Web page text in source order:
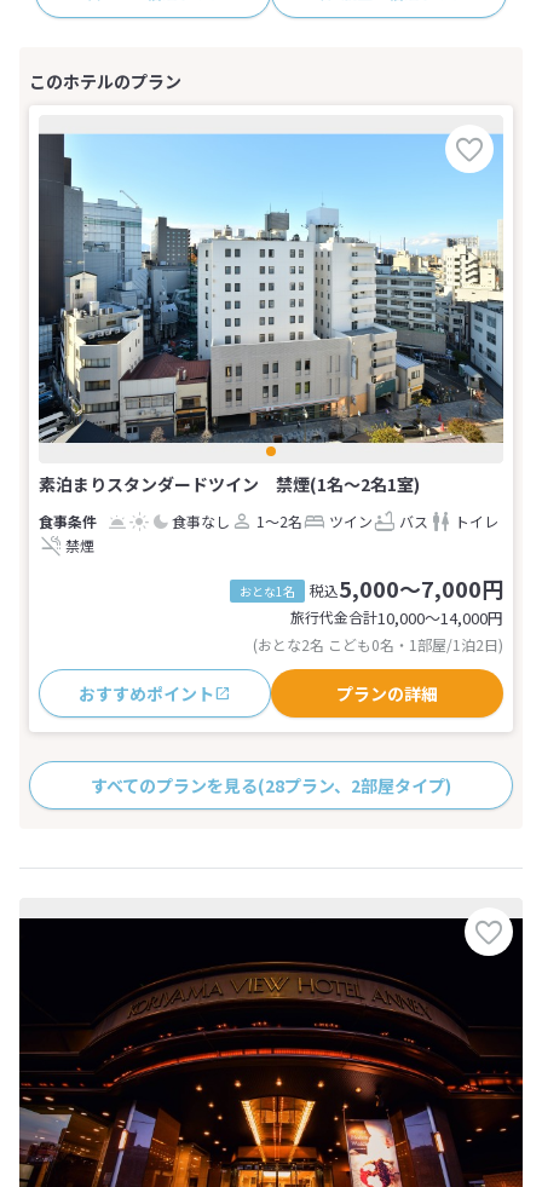
素泊まりスタンダードツイン 禁煙(1名～2名1室)
食事なし 1～2名 ツイン バス
トイレ
禁煙
おとな1名 税込5,000～7,000円
旅行代金合計10,000〜14,000円
(おとな2名 こども0名・1部屋/1泊2日)
おすすめポイント プランの詳細
すべてのプランを見る(28プラン、2部屋タイプ)